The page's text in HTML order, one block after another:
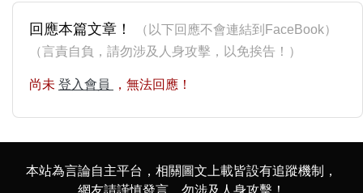
回應本篇文章！
（以下回應不會連結到FaceBook）
（言責自負，請勿涉及人身攻擊，以免挨告！）
尚未 登入會員 ，無法回應！
本站為言論自主平台，相關圖文上載皆設有追蹤機制，
網友請謹慎發言，勿涉及人身攻擊！